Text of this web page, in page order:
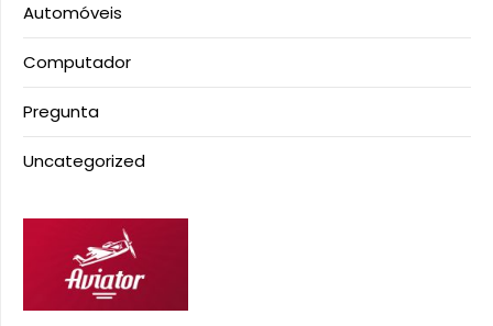
Automóveis
Computador
Pregunta
Uncategorized